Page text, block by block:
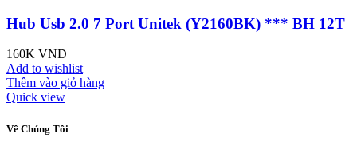
Hub Usb 2.0 7 Port Unitek (Y2160BK) *** BH 12T
160K VND
Add to wishlist
Thêm vào giỏ hàng
Quick view
Về Chúng Tôi